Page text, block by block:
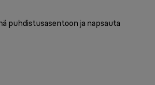
puhdistusasentoon ja napsauta